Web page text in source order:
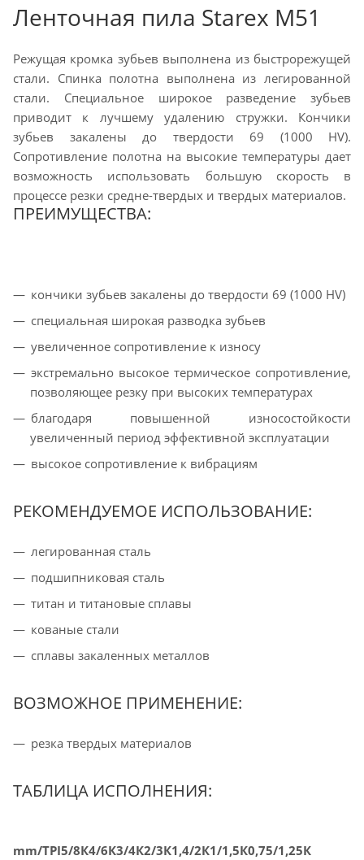
Ленточная пила Starex M51
Режущая кромка зубьев выполнена из быстрорежущей
стали. Спинка полотна выполнена из легированной
стали. Специальное широкое разведение зубьев
приводит к лучшему удалению стружки. Кончики
зубьев закалены до твердости 69 (1000 HV).
Сопротивление полотна на высокие температуры дает
возможность использовать большую скорость в
процессе резки средне-твердых и твердых материалов.
ПРЕИМУЩЕСТВА:
кончики зубьев закалены до твердости 69 (1000 HV)
специальная широкая разводка зубьев
увеличенное сопротивление к износу
экстремально высокое термическое сопротивление,
позволяющее резку при высоких температурах
благодаря повышенной износостойкости
увеличенный период эффективной эксплуатации
высокое сопротивление к вибрациям
РЕКОМЕНДУЕМОЕ ИСПОЛЬЗОВАНИЕ:
легированная сталь
подшипниковая сталь
титан и титановые сплавы
кованые стали
сплавы закаленных металлов
ВОЗМОЖНОЕ ПРИМЕНЕНИЕ:
резка твердых материалов
ТАБЛИЦА ИСПОЛНЕНИЯ:
mm/TPI5/8К4/6К3/4К2/3К1,4/2К1/1,5К0,75/1,25К